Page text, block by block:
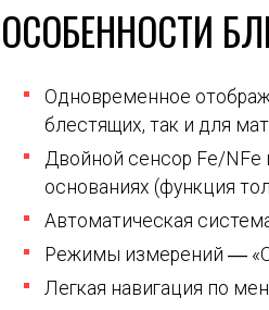
ОСОБЕННОСТИ
Одновременное
блестящих, так и для
Двойной сенсор Fe/NFe
основаниях (функция
Автоматическая
Режимы измерений ―
Легкая навигация по